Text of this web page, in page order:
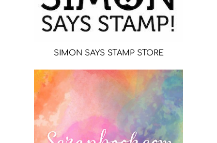
SIMON SAYS STAMP STORE